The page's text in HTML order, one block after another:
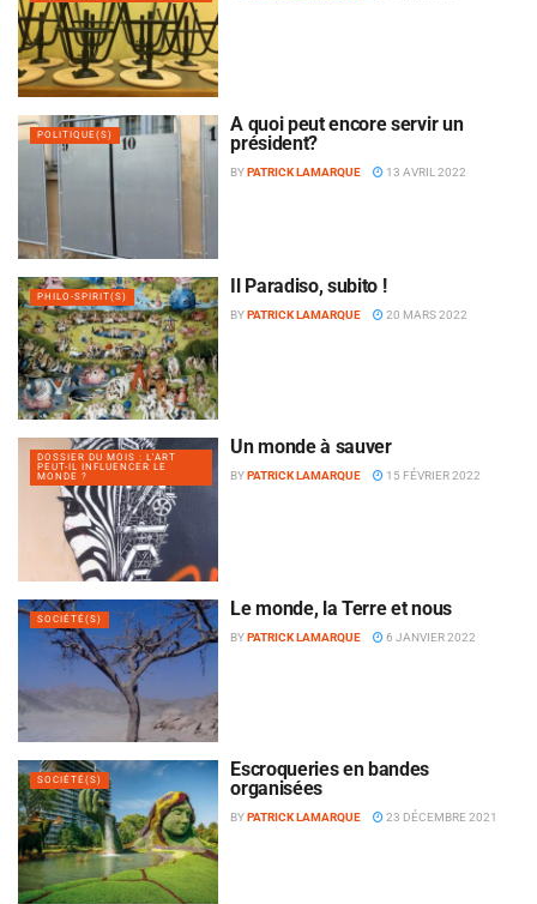
POLITIQUE(S)
A quoi peut encore servir un
président?
BYPATRICK LAMARQUE 13 AVRIL 2022
PHILO-SPIRIT(S) Il Paradiso, subito !
BYPATRICK LAMARQUE 20 MARS 2022
DOSSIER DU MOIS : L'ART
PEUT-IL INFLUENCER LE
MONDE ?
Un monde à sauver
BYPATRICK LAMARQUE 15 FÉVRIER 2022
SOCIÉTÉ(S) Le monde, la Terre et nous
BYPATRICK LAMARQUE 6 JANVIER 2022
SOCIÉTÉ(S)
Escroqueries en bandes
organisées
BY PATRICK LAMARQUE 23 DÉCEMBRE 2021